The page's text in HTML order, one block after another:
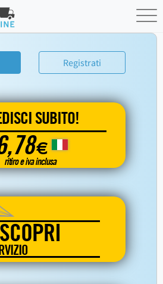
Registrati
SUBITO!
€
ritiro e iva inclusa
SCOPRI